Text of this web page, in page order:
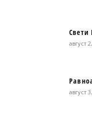
Свети
август
август